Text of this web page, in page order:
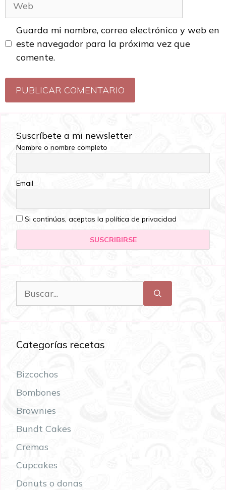
Guarda mi nombre, correo electrónico y web en
este navegador para la próxima vez que
comente.
Suscríbete a mi newsletter
Nombre o nombre completo
Email
Si continúas, aceptas la política de privacidad
Categorías recetas
Bizcochos
Bombones
Brownies
Bundt Cakes
Cremas
Cupcakes
Donuts o donas